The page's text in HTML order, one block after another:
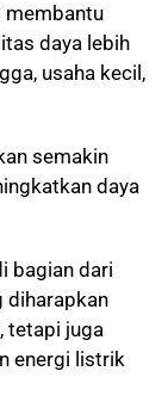
membantu
daya lebih
usaha kecil,
semakin
daya
bagian dari
diharapkan
tetapi juga
energi listrik